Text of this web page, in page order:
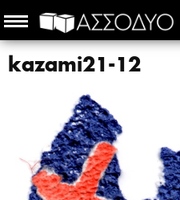
kazami21-12